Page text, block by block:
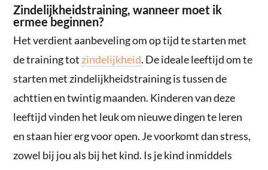
Zindelijkheidstraining, wanneer moet ik
ermee beginnen?
Het verdient aanbeveling om op tijd te starten met
de training tot zindelijkheid. De ideale leeftijd om te
starten met zindelijkheidstraining is tussen de
achttien en twintig maanden. Kinderen van deze
leeftijd vinden het leuk om nieuwe dingen te leren
en staan hier erg voor open. Je voorkomt dan stress,
zowel bij jou als bij het kind. Is je kind inmiddels